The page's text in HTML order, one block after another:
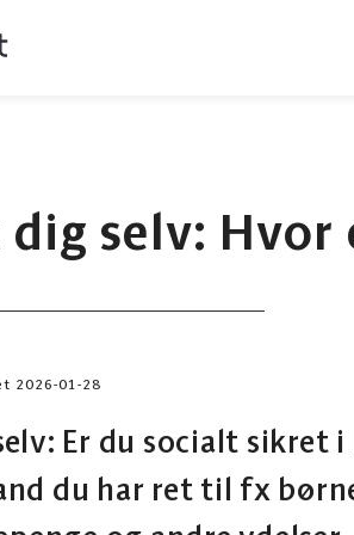
dig selv:
2026-01-28
Er du socialt sikret
du har ret til fx